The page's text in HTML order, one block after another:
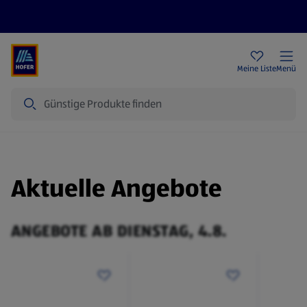
Meine ListeMenü
Aktuelle Angebote
ANGEBOTE AB DIENSTAG, 4.8.